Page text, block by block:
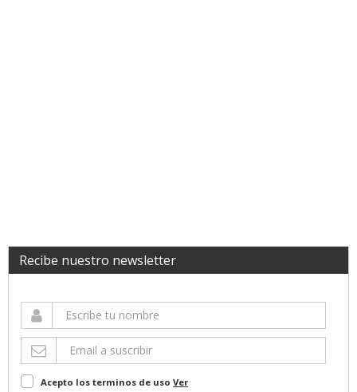
Recibe nuestro newsletter
Acepto los terminos de uso Ver